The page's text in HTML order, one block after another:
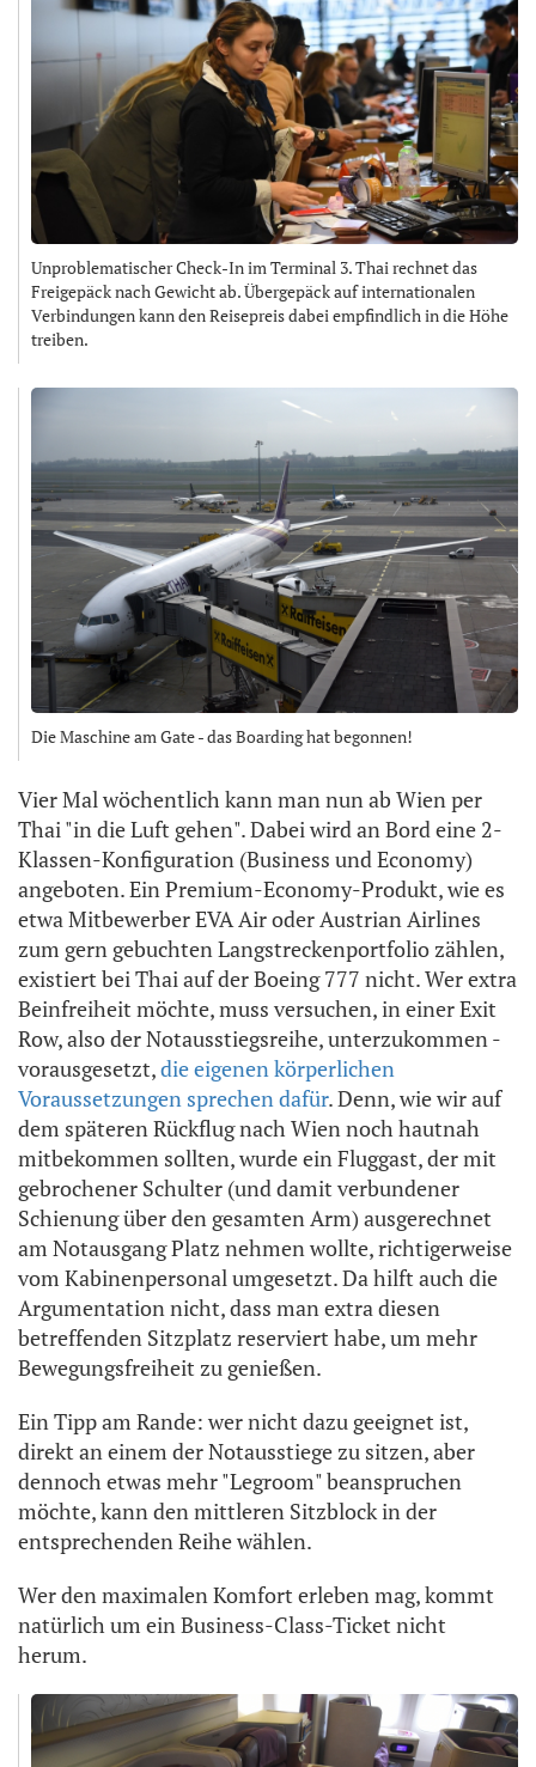
Unproblematischer Check-In im Terminal 3. Thai rechnet das
Freigepäck nach Gewicht ab. Übergepäck auf internationalen
Verbindungen kann den Reisepreis dabei empfindlich in die Höhe
treiben.
Die Maschine am Gate - das Boarding hat begonnen!
Vier Mal wöchentlich kann man nun ab Wien per
Thai "in die Luft gehen". Dabei wird an Bord eine 2-
Klassen-Konfiguration (Business und Economy)
angeboten. Ein Premium-Economy-Produkt, wie es
etwa Mitbewerber EVA Air oder Austrian Airlines
zum gern gebuchten Langstreckenportfolio zählen,
existiert bei Thai auf der Boeing 777 nicht. Wer extra
Beinfreiheit möchte, muss versuchen, in einer Exit
Row, also der Notausstiegsreihe, unterzukommen -
vorausgesetzt,die eigenen körperlichen
Voraussetzungen sprechen dafür. Denn, wie wir auf
dem späteren Rückflug nach Wien noch hautnah
mitbekommen sollten, wurde ein Fluggast, der mit
gebrochener Schulter (und damit verbundener
Schienung über den gesamten Arm) ausgerechnet
am Notausgang Platz nehmen wollte, richtigerweise
vom Kabinenpersonal umgesetzt. Da hilft auch die
Argumentation nicht, dass man extra diesen
betreffenden Sitzplatz reserviert habe, um mehr
Bewegungsfreiheit zu genießen.
Ein Tipp am Rande: wer nicht dazu geeignet ist,
direkt an einem der Notausstiege zu sitzen, aber
dennoch etwas mehr "Legroom" beanspruchen
möchte, kann den mittleren Sitzblock in der
entsprechenden Reihe wählen.
Wer den maximalen Komfort erleben mag, kommt
natürlich um ein Business-Class-Ticket nicht
herum.